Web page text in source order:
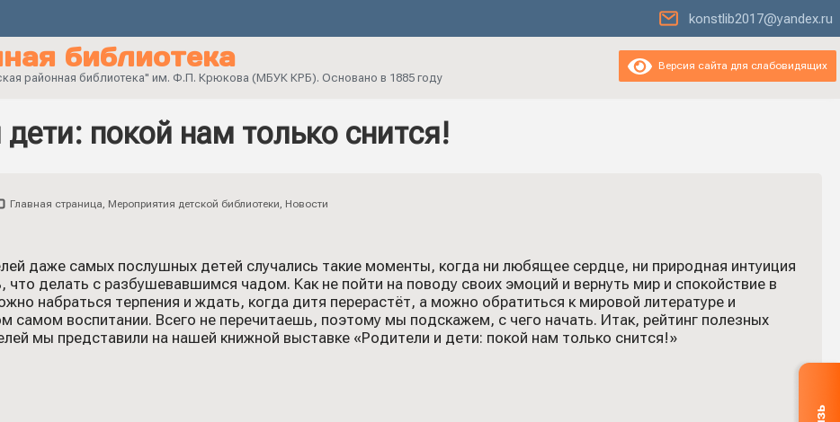
konstlib2017@yandex.ru
библиотека
районная библиотека" им. Ф.П. Крюкова (МБУК КРБ). Основано в 1885 году
Версия сайта для слабовидящих
покой нам только снится!
Главная страница, Мероприятия детской библиотеки, Новости
даже самых послушных детей случались такие моменты, когда ни любящее сердце, ни природная интуиция
что делать с разбушевавшимся чадом. Как не пойти на поводу своих эмоций и вернуть мир и спокойствие в
набраться терпения и ждать, когда дитя перерастёт, а можно обратиться к мировой литературе и
самом воспитании. Всего не перечитаешь, поэтому мы подскажем, с чего начать. Итак, рейтинг полезных
мы представили на нашей книжной выставке «Родители и дети: покой нам только снится!»